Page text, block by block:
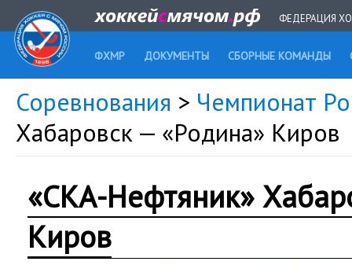
ФЕДЕРАЦИЯ
ФХМР ДОКУМЕНТЫ СБОРНЫЕ КОМАНДЫ
Соревнования > Чемпионат
Хабаровск — «Родина» Киров
«СКА-Нефтяник»
Киров